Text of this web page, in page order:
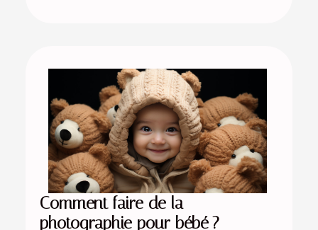
Comment faire de la
photographie pour bébé ?